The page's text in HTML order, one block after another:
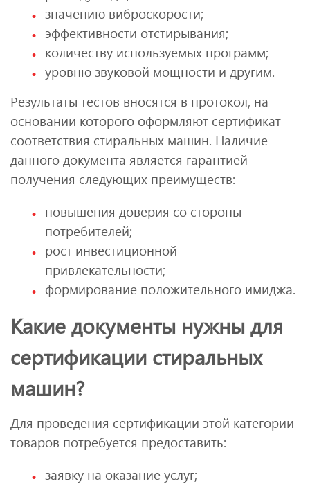
значению виброскорости;
эффективности отстирывания;
количеству используемых программ;
уровню звуковой мощности и другим.
Результаты тестов вносятся в протокол, на
основании которого оформляют сертификат
соответствия стиральных машин. Наличие
данного документа является гарантией
получения следующих преимуществ:
повышения доверия со стороны
потребителей;
рост инвестиционной
привлекательности;
формирование положительного имиджа.
Какие документы нужны для
сертификации стиральных
машин?
Для проведения сертификации этой категории
товаров потребуется предоставить:
заявку на оказание услуг;